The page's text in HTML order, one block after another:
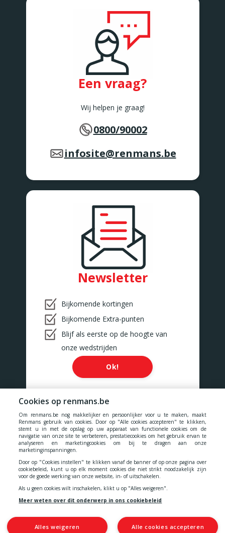
Een vraag?
Wij helpen je graag!
0800/90002
infosite@renmans.be
Newsletter
Bijkomende kortingen
Bijkomende Extra-punten
Blijf als eerste op de hoogte van
onze wedstrijden
Ok!
Onze prijzen zijn inclusief alle belastingen, BTW, taksen en diensten.
Cookies
- Privacy - Algemene voorwaarden -
Toegankelijkheidsverklaring
Alsembergsesteenweg 460
1653 Dworp
BTW: BE 0427 275 991
Cookies op renmans.be
Om renmans.be nog makkelijker en persoonlijker voor u te maken, maakt
Renmans gebruik van cookies. Door op "Alle cookies accepteren" te klikken,
stemt u in met de opslag op uw apparaat van functionele cookies om de
navigatie van onze site te verbeteren, prestatiecookies om het gebruik ervan te
analyseren en marketingcookies om bij te dragen aan onze
marketinginspanningen.
Door op "Cookies instellen" te klikken vanaf de banner of op onze pagina over
cookiebeleid, kunt u op elk moment cookies die niet strikt noodzakelijk zijn
voor de goede werking van onze website, in- of uitschakelen.
Als u geen cookies wilt inschakelen, klikt u op "Alles weigeren".
Meer weten over dit onderwerp in ons cookiebeleid
Alle cookies accepteren
Alles weigeren